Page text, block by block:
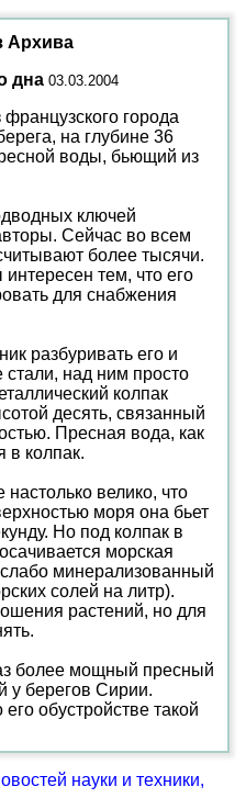
Архива
дна 03.03.2004
города
на глубине 36
воды, бьющий из
ключей
Сейчас во всем
более тысячи.
тем, что его
для снабжения
разбуривать его и
над ним просто
колпак
десять, связанный
Пресная вода, как
в колпак.
велико, что
моря она бьет
Но под колпак в
морская
минерализованный
солей на литр).
растений, но для
более мощный пресный
у берегов Сирии.
обустройстве такой
науки и техники,